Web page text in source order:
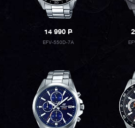
14 990P
EFV-550D-7A